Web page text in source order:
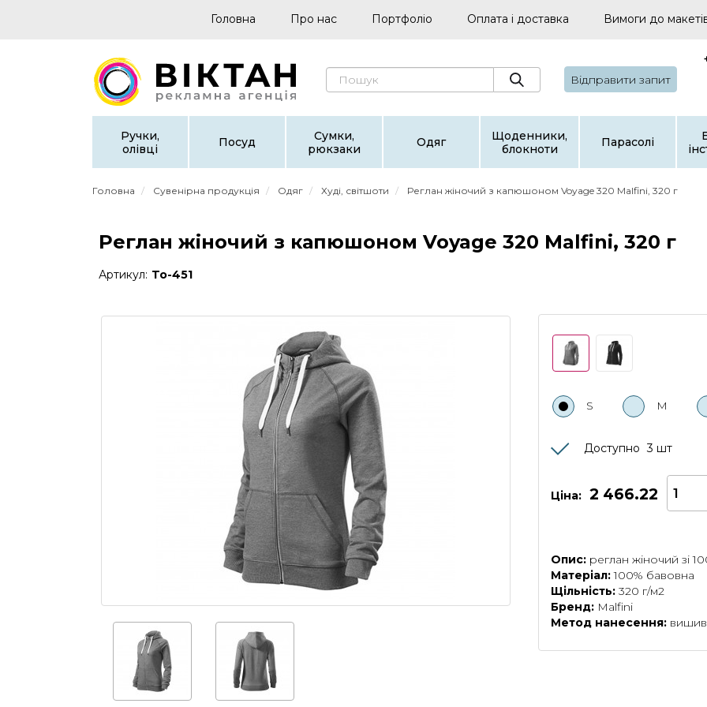
Головна Про нас Портфоліо Оплата і доставка Вимоги до
Відправити запит
Ручки,
олівці
Посуд
Сумки,
рюкзаки
Одяг
Щоденники,
блокноти
Парасолі
Головна Сувенірна продукція Одяг Худі, світшоти Реглан жіночий з капюшоном Voyage 320 Malfini, 320 г
Реглан жіночий з капюшоном Voyage 320 Malfini, 320 г
Артикул: To-451
S M
Доступно 3 шт
Ціна: 2 466.22
Опис: реглан жіночий зі
Матеріал:100% бавовна
Щільність: 320 г/м2
Бренд: Malfini
Метод нанесення: